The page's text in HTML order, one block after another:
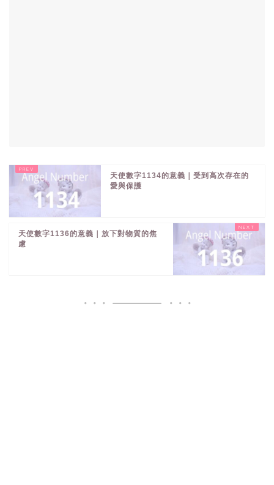
天使數字1134的意義｜受到高次存在的
愛與保護
天使數字1136的意義｜放下對物質的焦
慮